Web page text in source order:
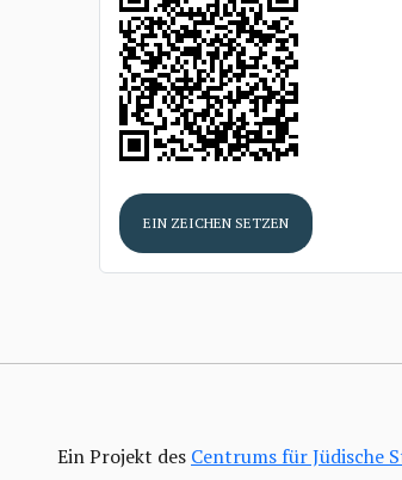
EIN ZEICHEN SETZEN
Ein Projekt des Centrums für Jüdische